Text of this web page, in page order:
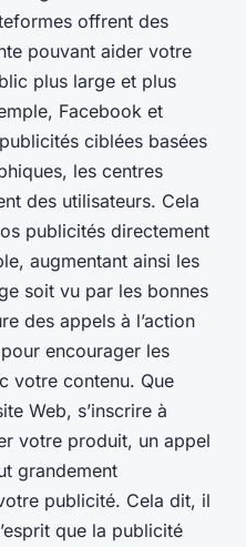
offrent des
pouvant aider votre
plus large et plus
Facebook et
ciblées basées
les centres
des utilisateurs. Cela
publicités directement
augmentant ainsi les
soit vu par les bonnes
des appels à l’action
encourager les
votre contenu. Que
Web, s’inscrire à
votre produit, un appel
grandement
publicité. Cela dit, il
que la publicité